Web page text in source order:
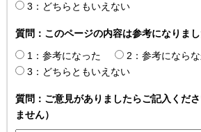
3：どちらともいえない
質問：このページの内容は参考になりまし
1：参考になった
2：参考になら
3：どちらともいえない
質問：ご意見がありましたらご記入くだ
ません）